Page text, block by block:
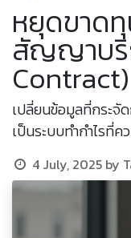
หยุดขาด
สัญญาบริ
เปลี่ยนข้อมูลที่กระจั
เป็นระบบทำกำไรที่
4 July, 2025 by